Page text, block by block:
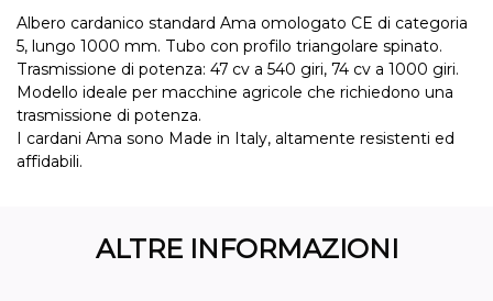
Albero cardanico standard Ama omologato CE di categoria
5, lungo 1000 mm. Tubo con profilo triangolare spinato.
Trasmissione di potenza: 47 cv a 540 giri, 74 cv a 1000 giri.
Modello ideale per macchine agricole che richiedono una
trasmissione di potenza.
I cardani Ama sono Made in Italy, altamente resistenti ed
affidabili.
ALTRE INFORMAZIONI